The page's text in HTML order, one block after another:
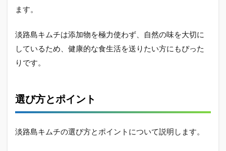
ます。
淡路島キムチは添加物を極力使わず、自然の味を大切に
しているため、健康的な食生活を送りたい方にもぴった
りです。
選び方とポイント
淡路島キムチの選び方とポイントについて説明します。